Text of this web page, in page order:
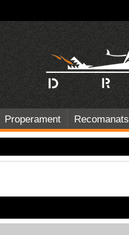
Properament Recomanats